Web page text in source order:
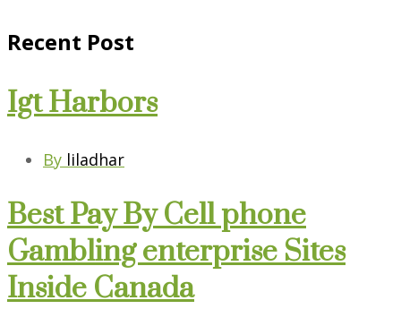
Recent Post
Igt Harbors
By liladhar
Best Pay By Cell phone
Gambling enterprise Sites
Inside Canada